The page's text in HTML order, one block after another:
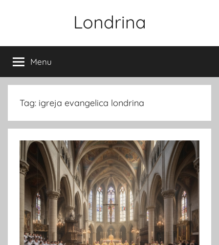
conteúdo
Londrina
Menu
Tag: igreja evangelica londrina